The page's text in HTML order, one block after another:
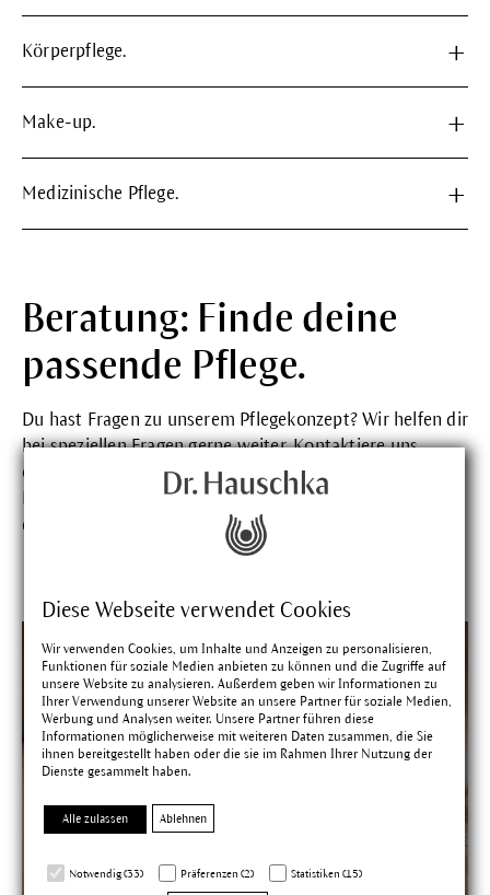
Diese Webseite verwendet Cookies
Wir verwenden Cookies, um Inhalte und Anzeigen zu personalisieren,
Funktionen für soziale Medien anbieten zu können und die Zugriffe auf
unsere Website zu analysieren. Außerdem geben wir Informationen zu
Ihrer Verwendung unserer Website an unsere Partner für soziale Medien,
Werbung und Analysen weiter. Unsere Partner führen diese
Informationen möglicherweise mit weiteren Daten zusammen, die Sie
ihnen bereitgestellt haben oder die sie im Rahmen Ihrer Nutzung der
Dienste gesammelt haben.
Alle zulassen Ablehnen
Notwendig (33) Präferenzen (2) Statistiken (15)
Körperpflege.
Make-up.
Medizinische Pflege.
Beratung: Finde deine
passende Pflege.
Du hast Fragen zu unserem Pflegekonzept? Wir helfen dir
bei speziellen Fragen gerne weiter.Kontaktiereuns
einfach. Unser
Online-Hauttest verrät dir, welches
Hautbild du hast und welche Produkte die richtigen für
dich sind.